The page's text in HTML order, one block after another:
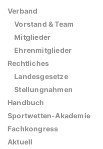
Verband
Vorstand & Team
Mitglieder
Ehrenmitglieder
Rechtliches
Landesgesetze
Stellungnahmen
Handbuch
Sportwetten-Akademie
Fachkongress
Aktuell